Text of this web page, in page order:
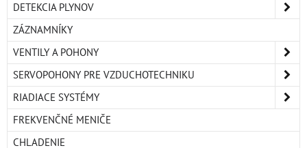
DETEKCIA PLYNOV
ZÁZNAMNÍKY
VENTILY A POHONY
SERVOPOHONY PRE VZDUCHOTECHNIKU
RIADIACE SYSTÉMY
FREKVENČNÉ MENIČE
CHLADENIE